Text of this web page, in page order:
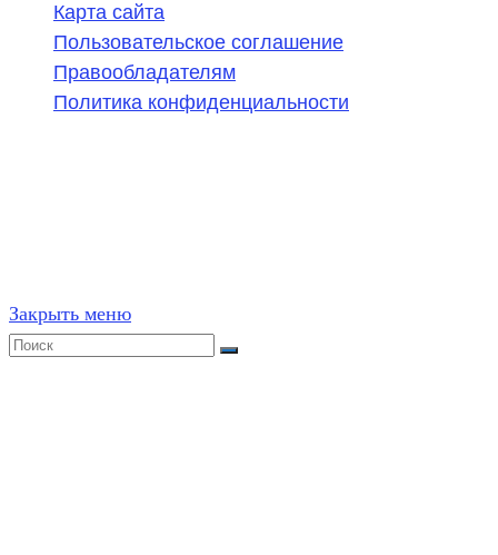
Карта сайта
Пользовательское соглашение
Правообладателям
Политика конфиденциальности
Закрыть меню